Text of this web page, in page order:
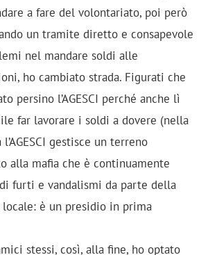
a fare del volontariato, poi però
un tramite diretto e consapevole
nel mandare soldi alle
ho cambiato strada. Figurati che
persino l’AGESCI perché anche lì
far lavorare i soldi a dovere (nella
gestisce un terreno
alla mafia che è continuamente
furti e vandalismi da parte della
è un presidio in prima
stessi, così, alla fine, ho optato